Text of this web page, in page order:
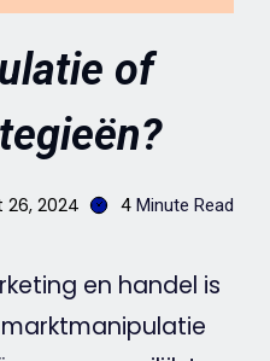
of
26, 2024 4 Minute Read
en handel is